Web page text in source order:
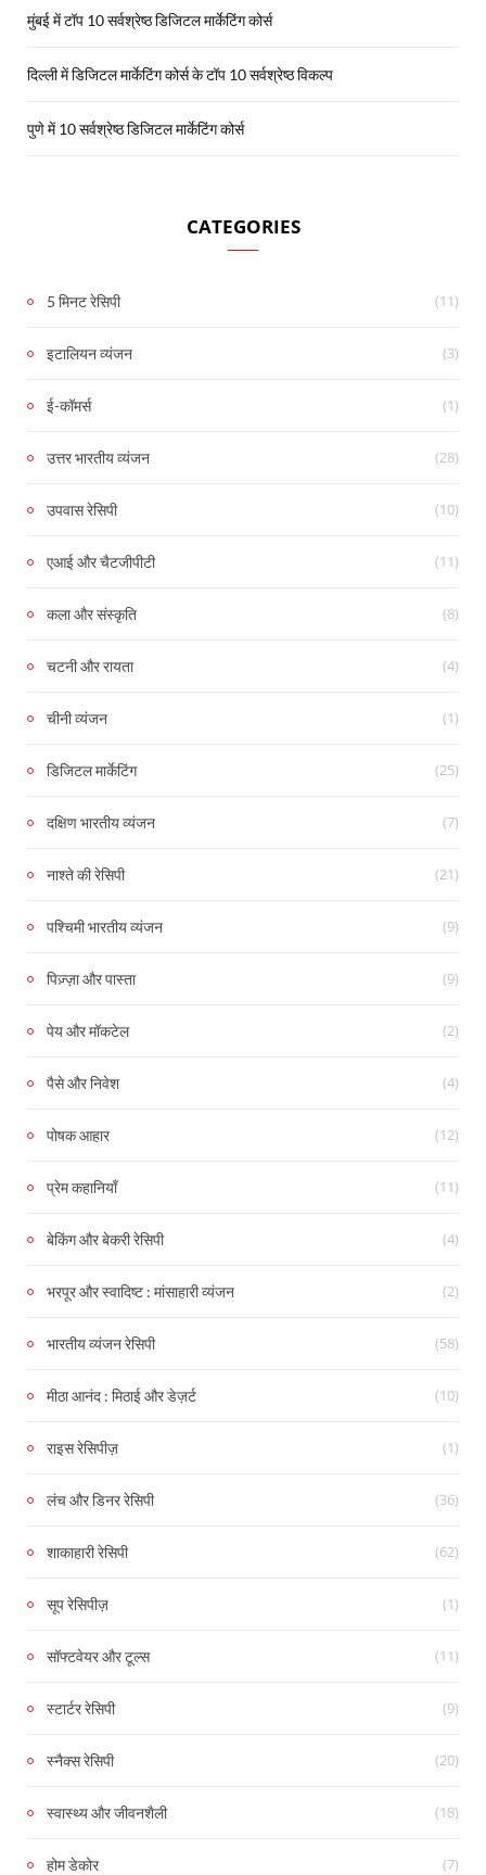
मुंबई में टॉप 10 सर्वश्रेष्ठ डिजिटल मार्केटिंग कोर्स
दिल्ली में डिजिटल मार्केटिंग कोर्स के टॉप 10 सर्वश्रेष्ठ विकल्प
पुणे में 10 सर्वश्रेष्ठ डिजिटल मार्केटिंग कोर्स
CATEGORIES
5 मिनट रेसिपी (11)
इटालियन व्यंजन (3)
ई-कॉमर्स (1)
उत्तर भारतीय व्यंजन (28)
उपवास रेसिपी (10)
एआई और चैटजीपीटी (11)
कला और संस्कृति (8)
चटनी और रायता (4)
चीनी व्यंजन (1)
डिजिटल मार्केटिंग (25)
दक्षिण भारतीय व्यंजन (7)
नाश्ते की रेसिपी (21)
पश्चिमी भारतीय व्यंजन (9)
पिज़्ज़ा और पास्ता (9)
पेय और मॉकटेल (2)
पैसे और निवेश (4)
पोषक आहार (12)
प्रेम कहानियाँ (11)
बेकिंग और बेकरी रेसिपी (4)
भरपूर और स्वादिष्ट : मांसाहारी व्यंजन (2)
भारतीय व्यंजन रेसिपी (58)
मीठा आनंद : मिठाई और डेज़र्ट (10)
राइस रेसिपीज़ (1)
लंच और डिनर रेसिपी (36)
शाकाहारी रेसिपी (62)
सूप रेसिपीज़ (1)
सॉफ्टवेयर और टूल्स (11)
स्टार्टर रेसिपी (9)
स्नैक्स रेसिपी (20)
स्वास्थ्य और जीवनशैली (18)
होम डेकोर (7)